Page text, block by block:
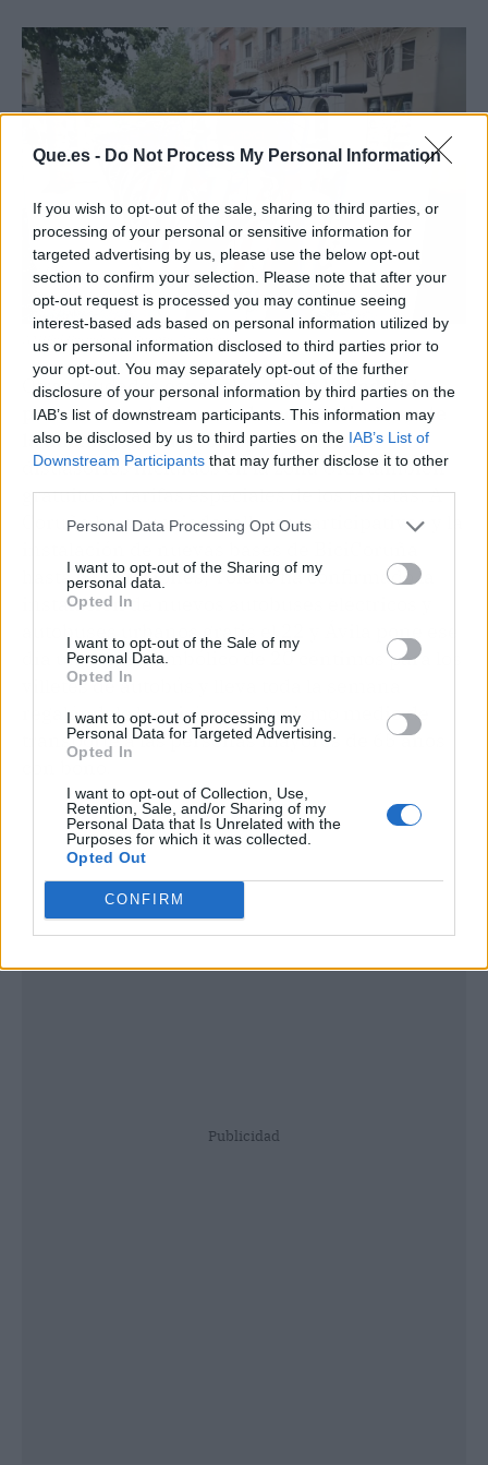
Que.es - Do Not Process My Personal Information
If you wish to opt-out of the sale, sharing to third parties, or
processing of your personal or sensitive information for
targeted advertising by us, please use the below opt-out
section to confirm your selection. Please note that after your
opt-out request is processed you may continue seeing
interest-based ads based on personal information utilized by
us or personal information disclosed to third parties prior to
your opt-out. You may separately opt-out of the further
disclosure of your personal information by third parties on the
IAB’s list of downstream participants. This information may
also be disclosed by us to third parties on the IAB’s List of
Downstream Participants that may further disclose it to other
Personal Data Processing Opt Outs
I want to opt-out of the Sharing of my
personal data.
Opted In
I want to opt-out of the Sale of my
Personal Data.
Opted In
I want to opt-out of processing my
Personal Data for Targeted Advertising.
Opted In
I want to opt-out of Collection, Use,
Retention, Sale, and/or Sharing of my
Personal Data that Is Unrelated with the
Purposes for which it was collected.
Opted Out
CONFIRM
AMBici Barcelona | Fuente: Agencias
Otras ciudades españolas, comoValladolid,
ponen sus autobuses urbanos gratis durante
la misma jornada, con aparcamientos
disuasorios incluidos en la zona ORA también
gratuitos y tarifas especiales de los taxistas. A
Coruña ha anunciado talleres participativos y la
hasta 61 estaciones, Toledo ha confirmado la
instalación de nuevos autobuses eléctricos y
autobuses urbanos gratis el 22 y Ávila pone ese
día un precio simbólico de 20 céntimos para los
villetes de autobús y lleva toda la semana
regalándole los viajes en el mismo medio de
transporte a las personas mayores de 65 años
con bono.
Publicidad